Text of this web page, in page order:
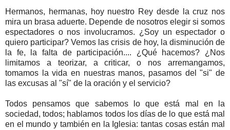
Hermanos, hermanas, hoy nuestro Rey desde la cruz nos
mira un brasa aduerte. Depende de nosotros elegir si somos
espectadores o nos involucramos. ¿Soy un espectador o
quiero participar? Vemos las crisis de hoy, la disminución de
la fe, la falta de participación.... ¿Qué hacemos? ¿Nos
limitamos a teorizar, a criticar, o nos arremangamos,
tomamos la vida en nuestras manos, pasamos del "si" de
las excusas al "sí" de la oración y el servicio?
Todos pensamos que sabemos lo que está mal en la
sociedad, todos; hablamos todos los días de lo que está mal
en el mundo y también en la Iglesia: tantas cosas están mal